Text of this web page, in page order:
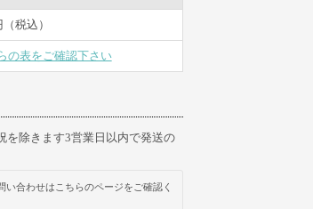
税込）
の表をご確認下さい
を除きます3営業日以内で発送の
い合わせはこちらのページをご確認く